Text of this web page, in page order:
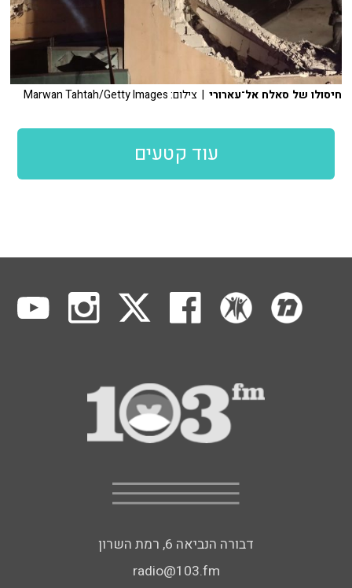
חיסולו של סאלח אל־עארורי | צילום: Marwan Tahtah/Getty Images
עוד קטעים
דבורה הנביאה 6, רמת השרון
radio@103.fm